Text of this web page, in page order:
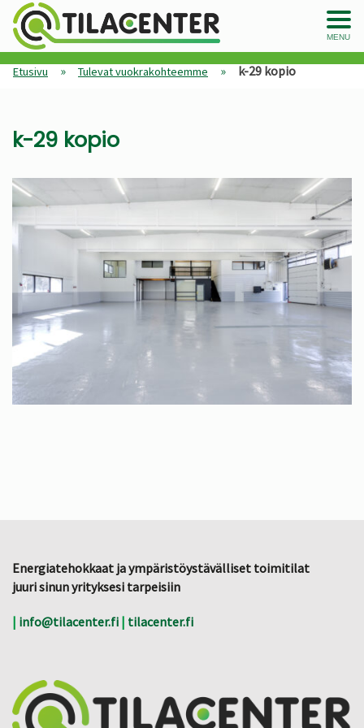
MENU
Etusivu » Tulevat vuokrakohteemme » k-29 kopio
k-29 kopio
Energiatehokkaat ja ympäristöystävälliset toimitilat
juuri sinun yrityksesi tarpeisiin
| info@tilacenter.fi | tilacenter.fi